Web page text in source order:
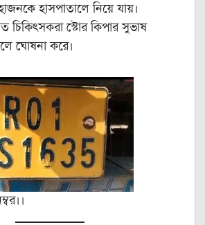
হাসপাতালে নিয়ে যায়।
চিকিৎসকরা স্টোর কিপার সুভাষ
ঘোষনা করে।